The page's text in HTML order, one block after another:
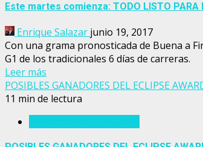
Este martes comienza: TODO LISTO PARA
Enrique Salazar junio 19, 2017
Con una grama pronosticada de Buena a
G1 de los tradicionales 6 días de carreras.
Leer más
POSIBLES GANADORES DEL ECLIPSE
11 min de lectura